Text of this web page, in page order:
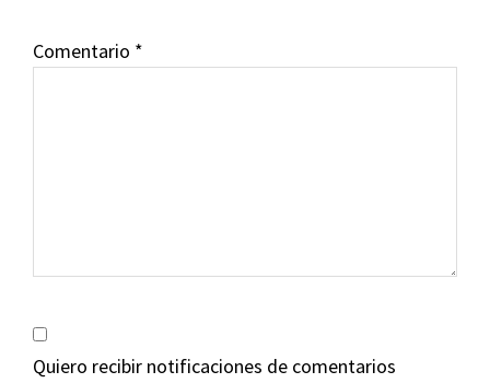
Comentario *
Quiero recibir notificaciones de comentarios